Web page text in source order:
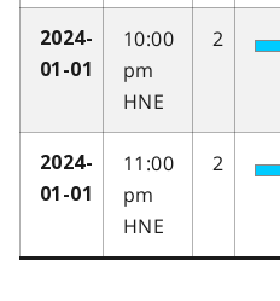
2024-
01-01
10:00
pm
HNE
2
2024-
01-01
11:00
pm
HNE
2